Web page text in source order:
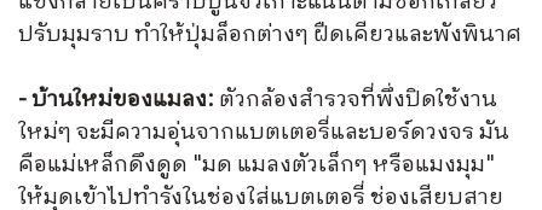
ปรับมุมราบ ทำให้ปุ่มล็อกต่างๆ ฝืดเคียวและพังพินาศ
- บ้านใหม่ของแมลง: ตัวกล้องสำรวจที่พึ่งปิดใช้งาน
ใหม่ๆ จะมีความอุ่นจากแบตเตอรี่และบอร์ดวงจร มัน
คือแม่เหล็กดึงดูด "มด แมลงตัวเล็กๆ หรือแมงมุม"
ให้มุดเข้าไปทำรังในช่องใส่แบตเตอรี่ ช่องเสียบสาย